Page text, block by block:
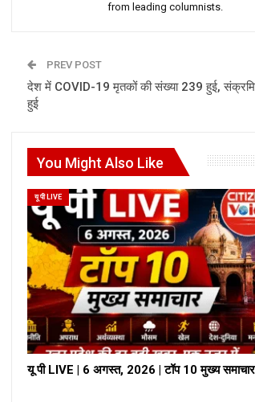
from leading columnists.
PREV POST
देश में COVID-19 मृतकों की संख्या 239 हुई,
हुई
You Might Also Like
यू पी LIVE
यू पी LIVE | 6 अगस्त, 2026 | टॉप 10 मुख्य समाचार